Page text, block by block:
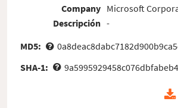
Company
Descripción
Microsoft
-
MD5:
SHA-1: